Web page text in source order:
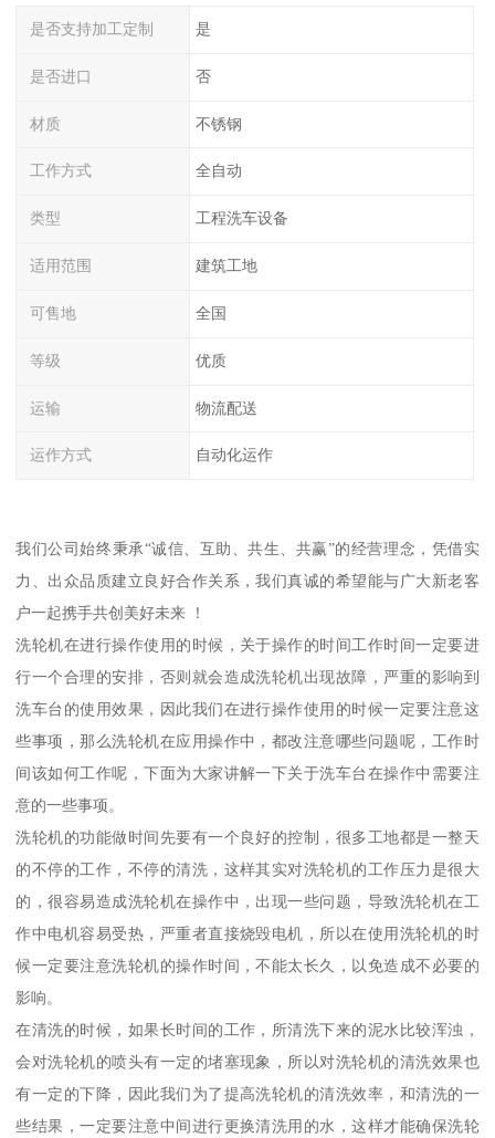
是否支持加工定制 是
是否进口 否
材质 不锈钢
工作方式 全自动
类型 工程洗车设备
适用范围 建筑工地
可售地 全国
等级 优质
运输 物流配送
运作方式 自动化运作
我们公司始终秉承“诚信、互助、共生、共赢”的经营理念，凭借实
力、出众品质建立良好合作关系，我们真诚的希望能与广大新老客
户一起携手共创美好未来 ！
洗轮机在进行操作使用的时候，关于操作的时间工作时间一定要进
行一个合理的安排，否则就会造成洗轮机出现故障，严重的影响到
洗车台的使用效果，因此我们在进行操作使用的时候一定要注意这
些事项，那么洗轮机在应用操作中，都改注意哪些问题呢，工作时
间该如何工作呢，下面为大家讲解一下关于洗车台在操作中需要注
意的一些事项。
洗轮机的功能做时间先要有一个良好的控制，很多工地都是一整天
的不停的工作，不停的清洗，这样其实对洗轮机的工作压力是很大
的，很容易造成洗轮机在操作中，出现一些问题，导致洗轮机在工
作中电机容易受热，严重者直接烧毁电机，所以在使用洗轮机的时
候一定要注意洗轮机的操作时间，不能太长久，以免造成不必要的
影响。
在清洗的时候，如果长时间的工作，所清洗下来的泥水比较浑浊，
会对洗轮机的喷头有一定的堵塞现象，所以对洗轮机的清洗效果也
有一定的下降，因此我们为了提高洗轮机的清洗效率，和清洗的一
些结果，一定要注意中间进行更换清洗用的水，这样才能确保洗轮